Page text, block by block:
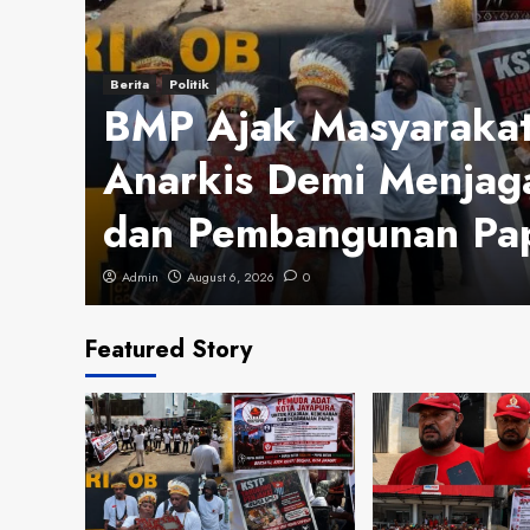
Berita Politik
BMP Ajak
Anarkis Demi
dan Pembangunan
Admin August 6, 2026 0
Featured Story